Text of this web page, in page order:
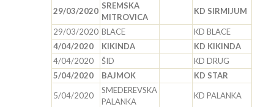
29/03/2020
SREMSKA
MITROVICA
KD SIRMIJUM
29/03/2020 BLACE
KD BLACE
4/04/2020
KIKINDA
KD KIKINDA
4/04/2020
ŠID
KD DRUG
5/04/2020
BAJMOK KD STAR
5/04/2020
SMEDEREVSKA
PALANKA
KD PALANKA